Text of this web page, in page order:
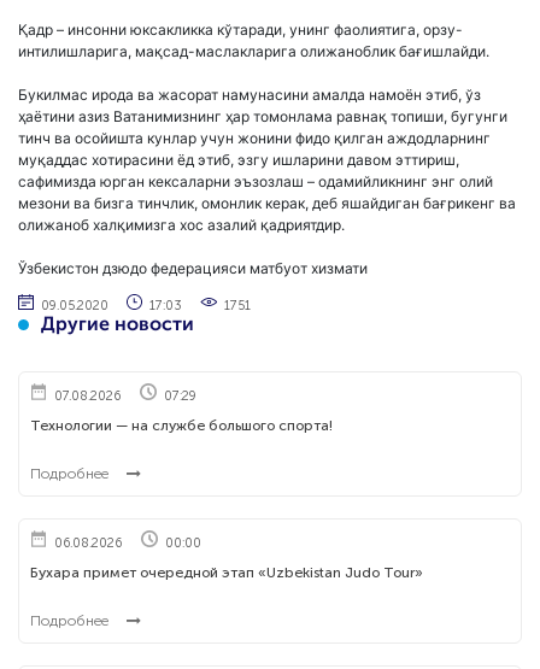
Қадр – инсонни юксакликка кўтаради, унинг фаолиятига, орзу-
интилишларига, мақсад-маслакларига олижаноблик бағишлайди.
Букилмас ирода ва жасорат намунасини амалда намоён этиб, ўз
ҳаётини азиз Ватанимизнинг ҳар томонлама равнақ топиши, бугунги
тинч ва осойишта кунлар учун жонини фидо қилган аждодларнинг
муқаддас хотирасини ёд этиб, эзгу ишларини давом эттириш,
сафимизда юрган кексаларни эъзозлаш – одамийликнинг энг олий
мезони ва бизга тинчлик, омонлик керак, деб яшайдиган бағрикенг ва
олижаноб халқимизга хос азалий қадриятдир.
Ўзбекистон дзюдо федерацияси матбуот хизмати
09.05.2020 17:03 1751
Другие новости
07.08.2026 07:29
Технологии — на службе большого спорта!
Подробнее
06.08.2026 00:00
Бухара примет очередной этап «Uzbekistan Judo Tour»
Подробнее